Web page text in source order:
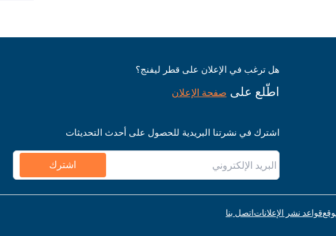
هل ترغب في الإعلان على قطر ليفنج؟
اطّلع على صفحة الإعلان
اشترك في نشرتنا البريدية للحصول على أحدث التحديثات
اشترك
قواعد نشر الإعلاناتاتصل بنا